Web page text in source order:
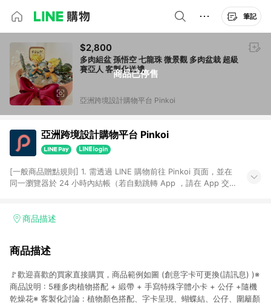
筆記
商品已停售
$2,800
多肉組盆 孫悟空 七龍珠 微景觀 多肉盆栽 超級
賽亞人 客製化送禮
亞洲跨境設計購物平台 Pinkoi
亞洲跨境設計購物平台 Pinkoi
[一般商品贈點規則] 1. 需透過 LINE 購物前往 Pinkoi 頁面，並在
同一瀏覽器於 24 小時內結帳（若自動跳轉 App ，請在 App 交
回饋訂單不得享有 Pinkoi 站方優惠，例如首購優惠，P coins，
行為，不具贈點資格，部分退款不在此限。 6. APP 請更新至
貨後 45 天後發送。 8. 群眾募資商品，禮物卡，開館保證金，補
運費，攤位費等不具贈點資格。 9. LINE 購物站上之商品規格、
顏色、價位、贈品如與 Pinkoi 商品資訊頁及購物車不符，以
商品描述
商品描述
🚩歡迎喜歡的買家直接購買，商品範例如圖 (創意字卡可更換(請訊息) )※
商品說明 : 5種多肉植物搭配 + 緞帶 + 手寫特殊字體小卡 + 公仔 +隨機
乾燥花※ 客製化討論 : 植物顏色搭配、字卡呈現、蝴蝶結、公仔、圍籬顏